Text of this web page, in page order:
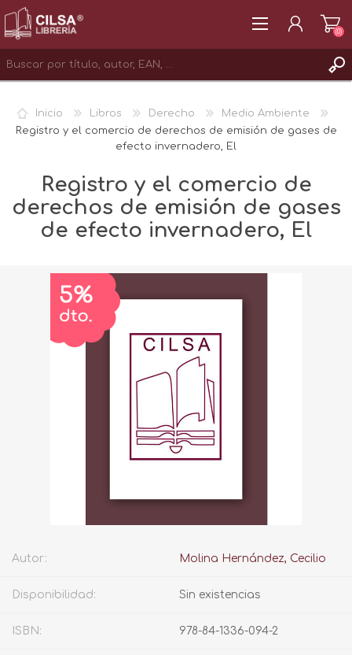
INICIAR SESIÓN
(0)
Inicio Libros Derecho
Medio Ambiente
Registro y el comercio de derechos de emisión de gases de
efecto invernadero, El
Registro y el comercio de
derechos de emisión de gases
de efecto invernadero, El
Autor: Molina Hernández, Cecilio
Disponibilidad: Sin existencias
ISBN: 978-84-1336-094-2